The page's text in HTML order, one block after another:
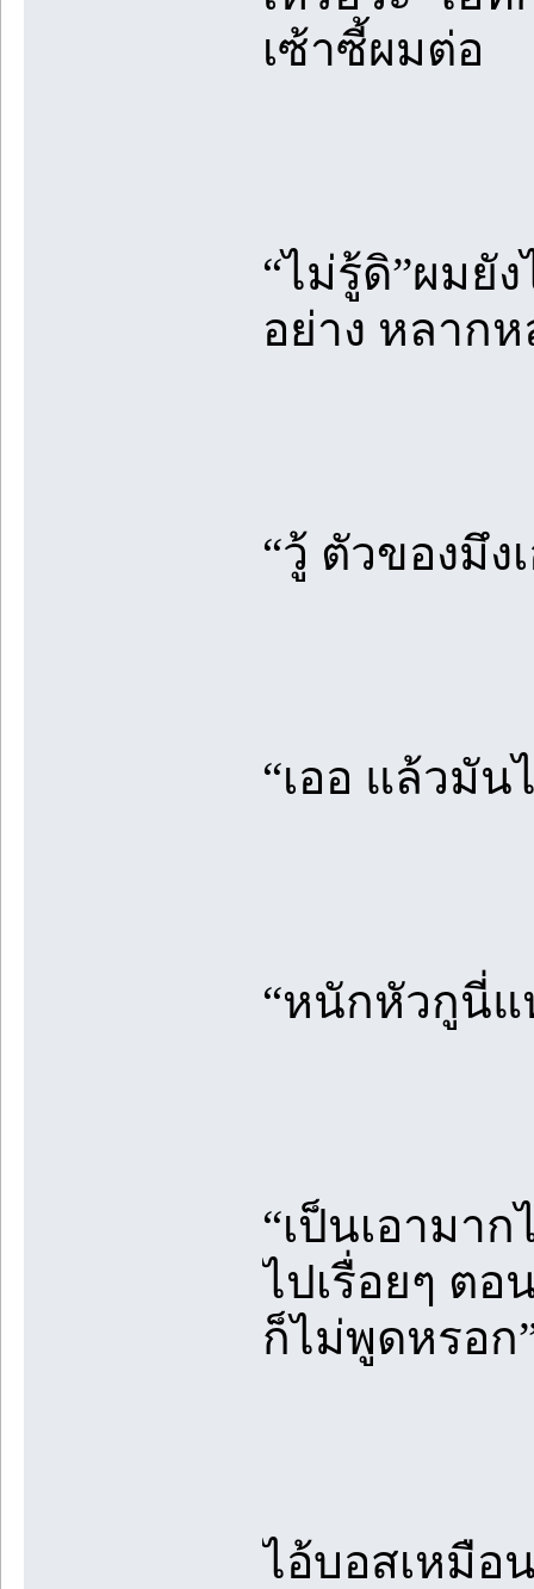
เซ้าซี้ผมต่อ
“ไม่รู้ดิ”ผมยั
อย่าง หลาก
“วู้ ตัวของมึง
“เออ แล้วมั
“หนักหัวกูนี่แ
“เป็นเอามา
ไปเรื่อยๆ ต
ก็ไม่พูดหรอก
ไอ้บอสเหมือ